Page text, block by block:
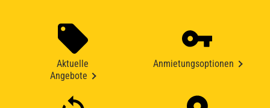
Aktuelle
Angebote
Anmietungsoptionen